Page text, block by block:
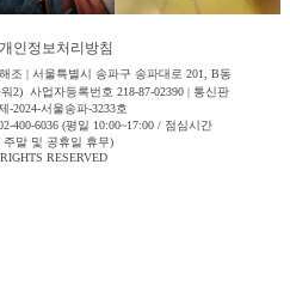
개인정보처리방침
조 | 서울특별시 송파구 송파대로 201, B동
2) 사업자등록번호 218-87-02390 | 통신판
-2024-서울송파-3233호
400-6036 (평일 10:00~17:00 / 점심시간
주말 및 공휴일 휴무)
RESERVED